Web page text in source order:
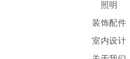
照明
装饰配件
室内设计